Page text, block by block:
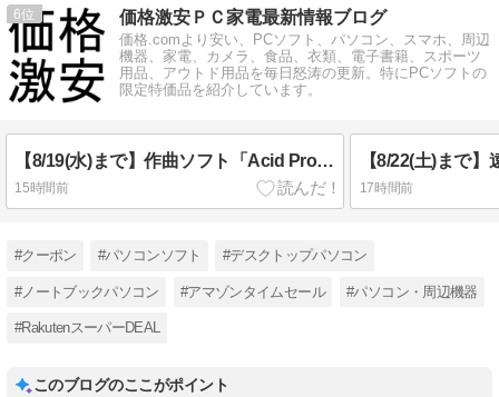
6 価格激安ＰＣ家電最新情報ブログ
価格.comより安い、PCソフト、パソコン、スマホ、周辺
機器、家電、カメラ、食品、衣類、電子書籍、スポーツ
用品、アウトド用品を毎日怒涛の更新。特にPCソフトの
限定特価品を紹介しています。
【8/19(水)まで】作曲ソフト「Acid Pro 2026」13,980円(税込)
15時間前 17時間前
#クーポン #パソコンソフト #デスクトップパソコン
#ノートブックパソコン #アマゾンタイムセール #パソコン・周辺機器
#RakutenスーパーDEAL
このブログのここがポイント